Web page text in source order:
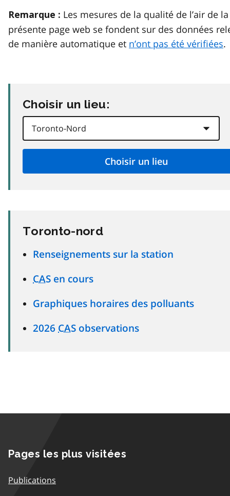
Remarque : Les mesures de la qualité de l’air de la
présente page web se fondent sur des données
de manière automatique et n’ont pas été vérifiées.
Choisir un lieu:
Toronto-nord
Renseignements sur la station
CAS en cours
Graphiques horaires des polluants
2026 CAS observations
Pages les plus visitées
Publications